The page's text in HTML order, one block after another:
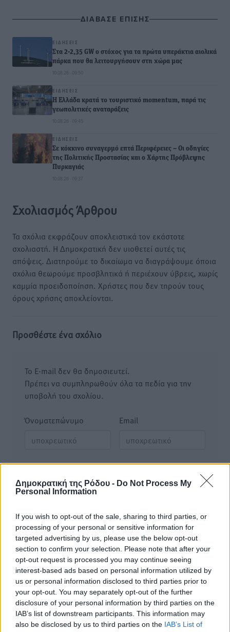
Δημοκρατική της Ρόδου - Do Not Process My
Personal Information
If you wish to opt-out of the sale, sharing to third parties, or
processing of your personal or sensitive information for
targeted advertising by us, please use the below opt-out
section to confirm your selection. Please note that after your
opt-out request is processed you may continue seeing
interest-based ads based on personal information utilized by
us or personal information disclosed to third parties prior to
your opt-out. You may separately opt-out of the further
disclosure of your personal information by third parties on the
IAB’s list of downstream participants. This information may
also be disclosed by us to third parties on the IAB’s List of
ΔΙΑΒΑΣΕ ΕΠΙΣΗΣ
ΕΙΔΉΣΕΙΣ
Στα 2-2,35 GW ο στόχος για τα πρώτα υπεράκτια αιολικά
πάρκα που θα λειτουργήσουν στη χώρα μας
10.08.26 · 09:50
ΕΙΔΉΣΕΙΣ
Η Ελλάδα κρατά το τουριστικό momentum, παρά τις
γεωπολιτικές αναταράξεις
10.08.26 · 09:45
ΕΙΔΉΣΕΙΣ
Σε κόκκινο συναγερμό επτά Περιφέρειες – Οι οδηγίες
της Πολιτικής Προστασίας και ο Χάρτης Πρόβλεψης
Πυρκαγιάς
10.08.26 · 09:37
Σχολιασμός Άρθρου
Τα σχόλια εκφράζουν αποκλειστικά τον εκάστοτε
σχολιαστή. Η Δημοκρατική δεν υιοθετεί αυτές τις
απόψεις. Διατηρούμε το δικαίωμα να διαγράψουμε όποια
σχόλια θεωρούμε προσβλητικά ή περιέχουν ύβρεις, χωρίς
καμμία προειδοποίηση. Χρήστες που δεν τηρούν τους
όρους χρήσης αποκλείονται.
Προσθέστε ένα σχόλιο
Το E-mail δεν θα δημοσιευτεί.
Πρέπει να συμπληρωθούν όλα τα πεδία για την
υποβολή του σχολίου.
Όνοματεπώνυμο Email
Φύλαξε τα στοιχεία μου για την επόμενη φορά.